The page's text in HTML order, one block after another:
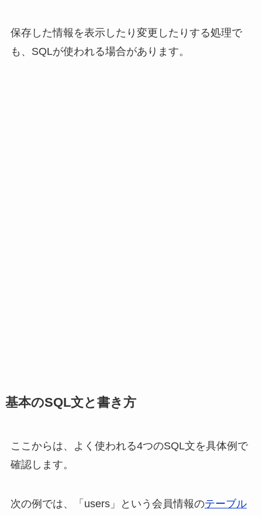
保存した情報を表示したり変更したりする処理で
も、SQLが使われる場合があります。
基本のSQL文と書き方
ここからは、よく使われる4つのSQL文を具体例で
確認します。
次の例では、「users」という会員情報のテーブル